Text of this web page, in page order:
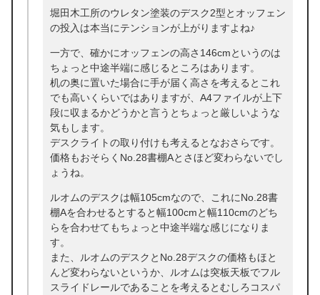
堀田木工所のウレタン塗装のデスク2型とオッフェン
の投入は本当にテンションが上がりますよね♪
一方で、確かにオッフェンの高さ146cmというのは
ちょっと中途半端に感じるところはあります。
机の奥に置いた場合に手が届く高さを考えるとこれ
でも高いくらいではありますが、A4ファイルが上下
段に収まるかどうかと言うとちょっと厳しいような
気もします。
デスクライトの取り付けも考えるとなおさらです。
価格もおそらくNo.28書棚Aとさほど変わらないでし
ょうね。
ルオムのデスクは幅105cmなので、これにNo.28書
棚Aを合わせるとすると幅100cmと幅110cmのどち
らを合わせてもちょっと中途半端な感じになりま
す。
また、ルオムのデスクとNo.28デスクの価格もほと
んど変わらないというか、ルオムは突板天板でフル
スライドレールであることを考えるとむしろコスパ